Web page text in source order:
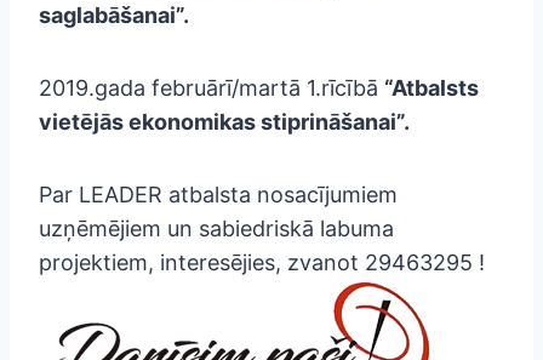
saglabāšanai”.
2019.gada februārī/martā 1.rīcībā “Atbalsts
vietējās ekonomikas stiprināšanai”.
Par LEADER atbalsta nosacījumiem
uzņēmējiem un sabiedriskā labuma
projektiem, interesējies, zvanot 29463295 !